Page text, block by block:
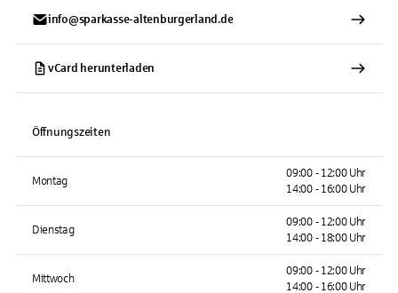
info@sparkasse-altenburgerland.de
vCard herunterladen
Öffnungszeiten
Montag
09:00 - 12:00 Uhr
14:00 - 16:00 Uhr
Dienstag
09:00 - 12:00 Uhr
14:00 - 18:00 Uhr
Mittwoch
09:00 - 12:00 Uhr
14:00 - 16:00 Uhr